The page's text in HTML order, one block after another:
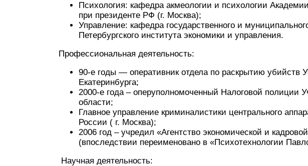
Психология: кафедра акмеологии и психологии
при президенте РФ (г. Москва);
Управление: кафедра государственного и
Петербургского института экономики и управления.
Профессиональная деятельность:
90-е годы — оперативник отдела по раскрытию убийств
Екатеринбурга;
2000-е года – оперуполномоченный Налоговой полиции
области;
Главное управление криминалистики центрального
России ( г. Москва);
2006 год – учредил «Агентство экономической и
(впоследствии переименовано в «Психотехнологии
Научная деятельность: